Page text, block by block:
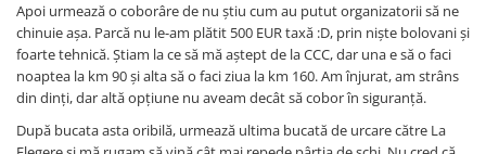
Apoi urmează o coborâre de nu știu cum au putut organizatorii să ne
chinuie așa. Parcă nu le-am plătit 500 EUR taxă :D, prin niște bolovani și
foarte tehnică. Știam la ce să mă aștept de la CCC, dar una e să o faci
noaptea la km 90 și alta să o faci ziua la km 160. Am înjurat, am strâns
din dinți, dar altă opțiune nu aveam decât să cobor în siguranță.
După bucata asta oribilă, urmează ultima bucată de urcare către La